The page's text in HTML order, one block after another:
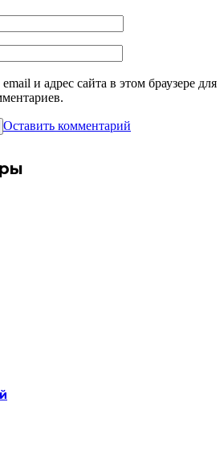
и адрес сайта в этом браузере для
Оставить комментарий